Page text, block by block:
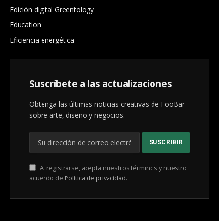
Edición digital Greentology
Education
Eficiencia energética
Suscríbete a las actualizaciones
Obtenga las últimas noticias creativas de FooBar
sobre arte, diseño y negocios.
Al registrarse, acepta nuestros términos y nuestro
acuerdo de Política de privacidad.